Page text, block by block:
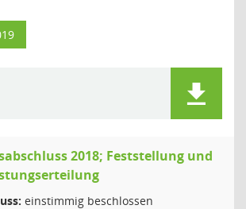
2018; Feststellung und
einstimmig beschlossen